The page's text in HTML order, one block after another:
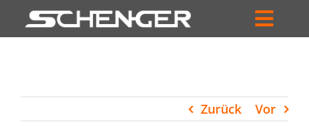
Inhalt
HÄNDLERSUCHE
Zurück Vor